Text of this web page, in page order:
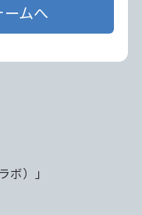
ムへ
ボ）」